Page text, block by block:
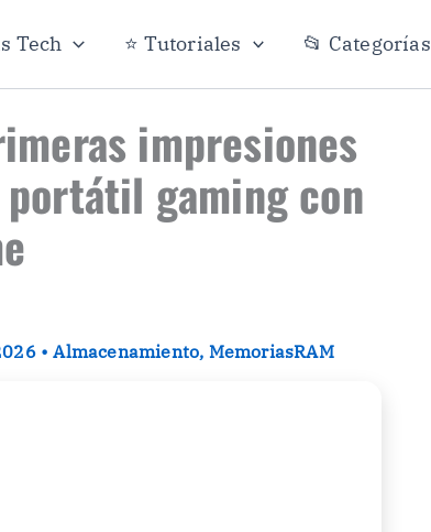
Tech ⭐ Tutoriales 📂 Categorías
impresiones
portátil gaming con
•Almacenamiento, MemoriasRAM